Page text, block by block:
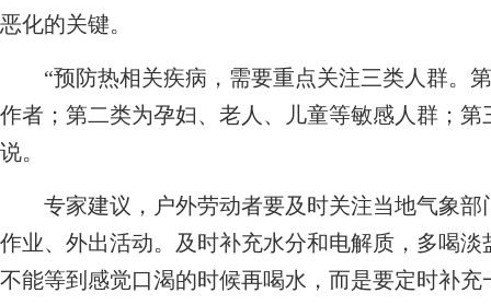
恶化的关键。
“预防热相关疾病，需要重点关注三类人群。
作者；第二类为孕妇、老人、儿童等敏感人群；
说。
专家建议，户外劳动者要及时关注当地气象部
作业、外出活动。及时补充水分和电解质，多喝
不能等到感觉口渴的时候再喝水，而是要定时补